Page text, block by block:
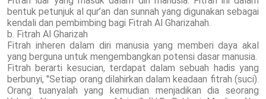
bentuk petunjuk al qur’an dan sunnah yang digunakan sebagai
kendali dan pembimbing bagi Fitrah Al Gharizahah.
b. Fitrah Al Gharizah
Fitrah inheren dalam diri manusia yang memberi daya akal
yang berguna untuk mengembangkan potensi dasar manusia.
Fitrah berarti kesucian, terdapat dalam sebuah hadis yang
berbunyi, "Setiap orang dilahirkan dalam keadaan fitrah (suci).
Orang tuanyalah yang kemudian menjadikan dia seorang